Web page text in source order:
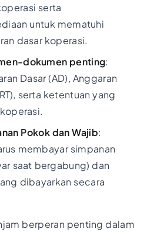
serta
untuk mematuhi
dasar koperasi.
dokumen penting:
Dasar (AD), Anggaran
serta ketentuan yang
Pokok dan Wajib:
membayar simpanan
saat bergabung) dan
dibayarkan secara
berperan penting dalam